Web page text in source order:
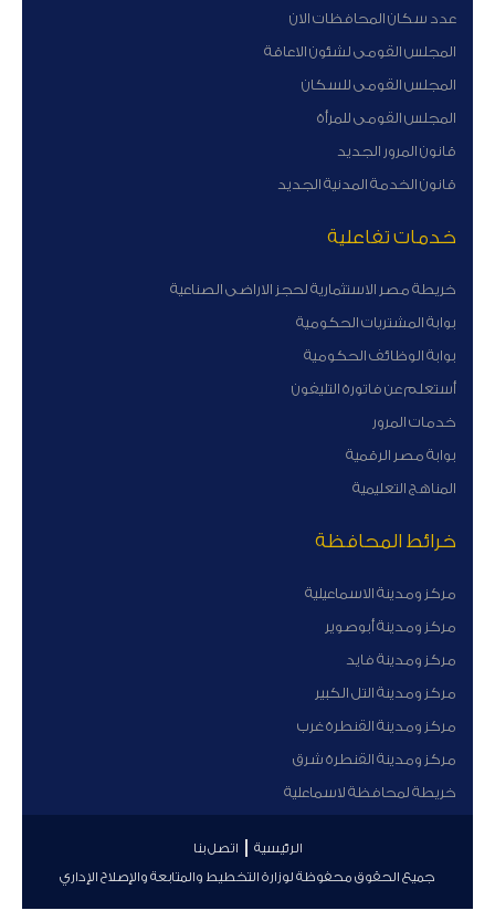
عدد سكان المحافظات الان
المجلس القومى لشئون الاعاقة
المجلس القومى للسكان
المجلس القومى للمرأة
قانون المرور الجديد
قانون الخدمة المدنية الجديد
خدمات تفاعلية
خريطة مصر الاستثمارية لحجز الاراضى الصناعية
بوابة المشتريات الحكومية
بوابة الوظائف الحكومية
أستعلم عن فاتورة التليفون
خدمات المرور
بوابة مصر الرقمية
المناهج التعليمية
خرائط المحافظة
مركز ومدينة الاسماعيلية
مركز ومدينة أبوصوير
مركز ومدينة فايد
مركز ومدينة التل الكبير
مركز ومدينة القنطرة غرب
مركز ومدينة القنطرة شرق
خريطة لمحافظة لاسماعلية
الرئيسية
اتصل بنا
جميع الحقوق محفوظة لوزارة التخطيط والمتابعة والإصلاح الإداري